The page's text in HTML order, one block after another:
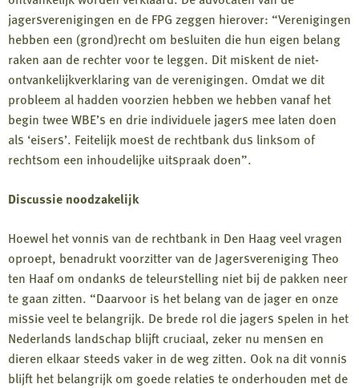
jagersverenigingen en de FPG zeggen hierover: “Verenigingen
hebben een (grond)recht om besluiten die hun eigen belang
raken aan de rechter voor te leggen. Dit miskent de niet-
ontvankelijkverklaring van de verenigingen. Omdat we dit
probleem al hadden voorzien hebben we hebben vanaf het
begin twee WBE’s en drie individuele jagers mee laten doen
als ‘eisers’. Feitelijk moest de rechtbank dus linksom of
rechtsom een inhoudelijke uitspraak doen”.
Discussie noodzakelijk
Hoewel het vonnis van de rechtbank in Den Haag veel vragen
oproept, benadrukt voorzitter van de Jagersvereniging Theo
ten Haaf om ondanks de teleurstelling niet bij de pakken neer
te gaan zitten. “Daarvoor is het belang van de jager en onze
missie veel te belangrijk. De brede rol die jagers spelen in het
Nederlands landschap blijft cruciaal, zeker nu mensen en
dieren elkaar steeds vaker in de weg zitten. Ook na dit vonnis
blijft het belangrijk om goede relaties te onderhouden met de